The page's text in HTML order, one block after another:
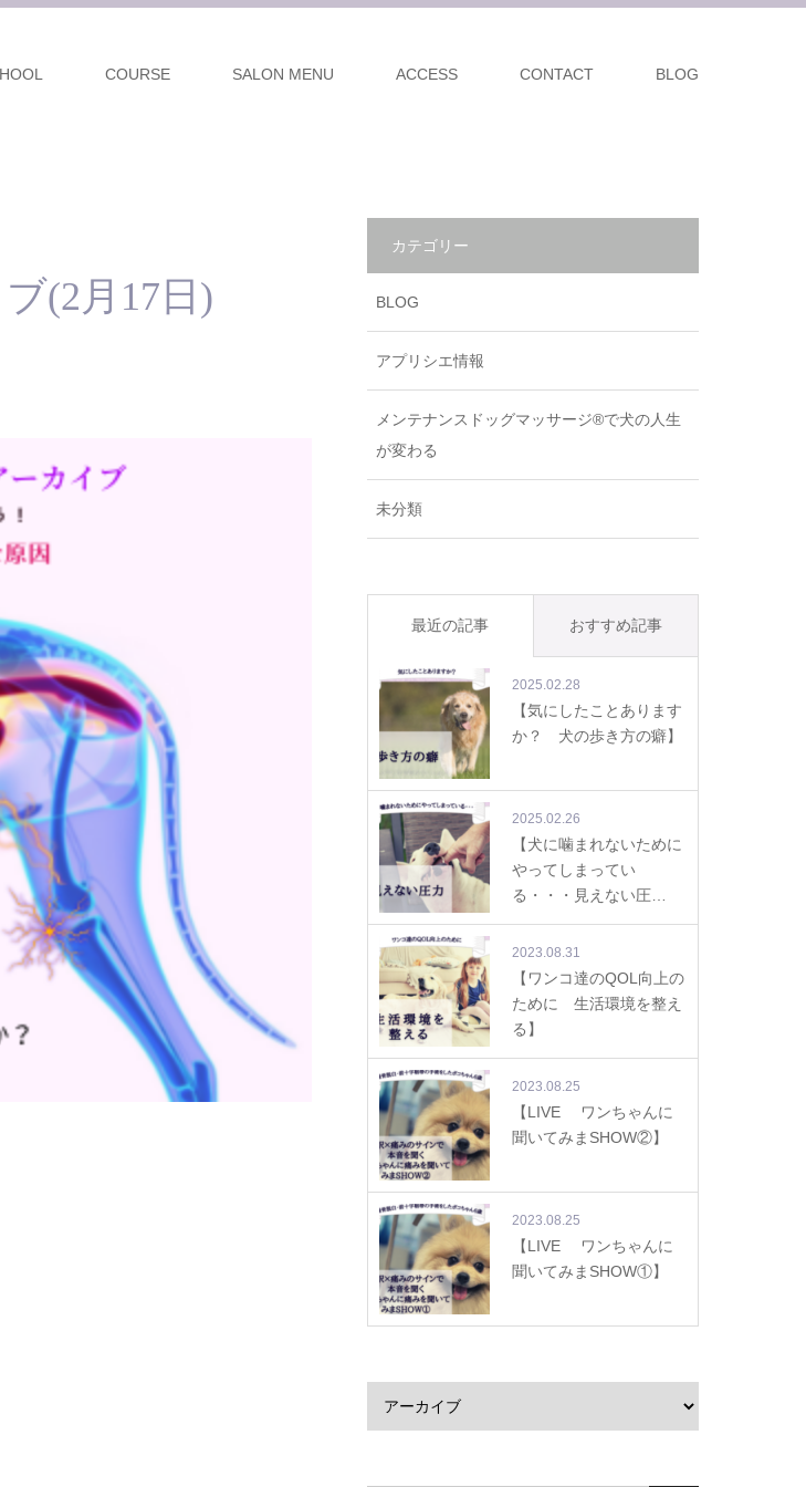
COURSE SALON MENU ACCESS CONTACT BLOG
(2月17日)
カテゴリー
BLOG
アプリシエ情報
メンテナンスドッグマッサージ®で犬の人生
が変わる
未分類
最近の記事 おすすめ記事
2025.02.28
【気にしたことあります
か？ 犬の歩き方の癖】
2025.02.26
【犬に噛まれないために
やってしまってい
る・・・見えない圧…
2023.08.31
【ワンコ達のQOL向上の
ために 生活環境を整え
る】
2023.08.25
【LIVE ワンちゃんに
聞いてみまSHOW②】
2023.08.25
【LIVE ワンちゃんに
聞いてみまSHOW①】